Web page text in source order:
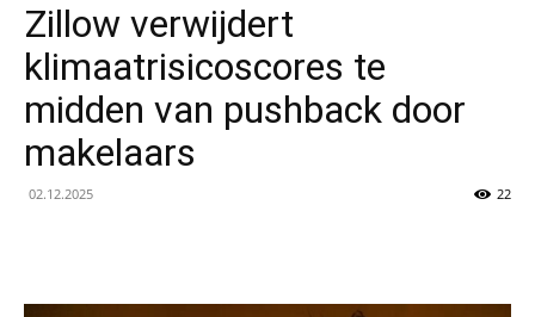
Zillow verwijdert
klimaatrisicoscores te
midden van pushback door
makelaars
02.12.2025 22